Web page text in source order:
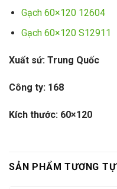
Gạch 60×120 12604
Gạch 60×120 S12911
Xuất sứ: Trung Quốc
Công ty: 168
Kích thước: 60×120
SẢN PHẨM TƯƠNG TỰ